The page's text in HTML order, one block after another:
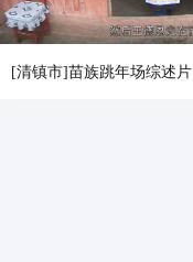
[清镇市]苗族跳年场综述片